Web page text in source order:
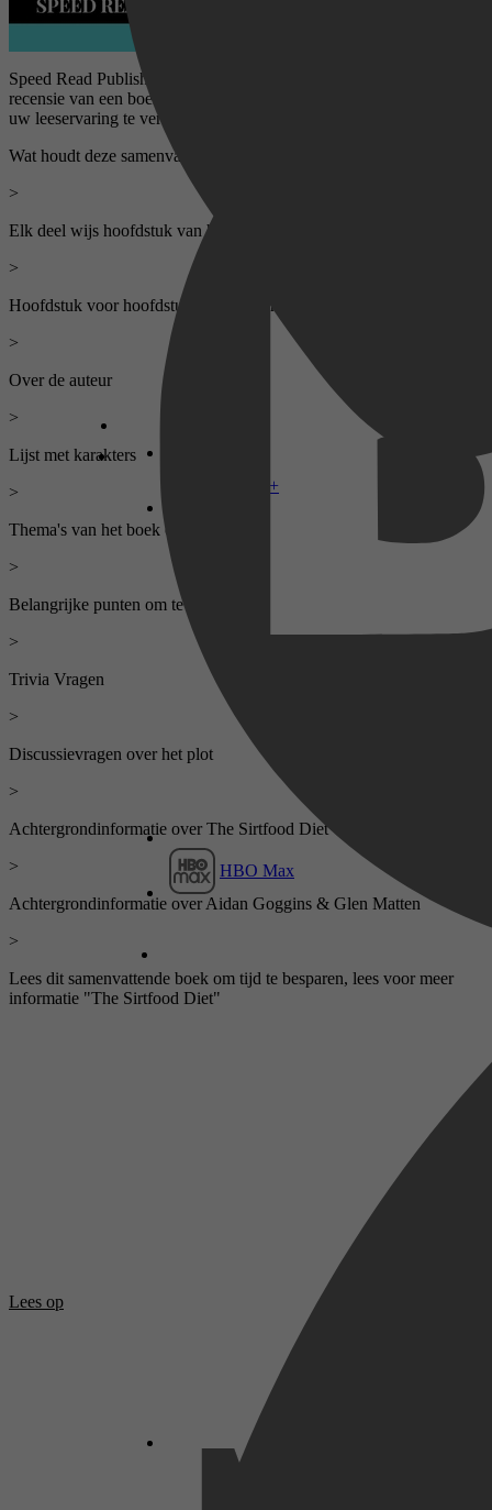
Disney+
HBO Max
Speed Read Publishing heeft een korte samenvatting en analytische
recensie van een boek gemaakt voor uw leesplezier. Ontworpen om
uw leeservaring te verbeteren.
Wat houdt deze samenvatting in?
>
Elk deel wijs hoofdstuk van het originele boek
>
Hoofdstuk voor hoofdstuk samenvattingen
>
Over de auteur
>
Lijst met karakters
>
Thema's van het boek onderstrepen
>
Belangrijke punten om te onthouden
>
Trivia Vragen
>
Discussievragen over het plot
>
Achtergrondinformatie over The Sirtfood Diet
>
Achtergrondinformatie over Aidan Goggins & Glen Matten
>
Lees dit samenvattende boek om tijd te besparen, lees voor meer
informatie "The Sirtfood Diet"
Lees op